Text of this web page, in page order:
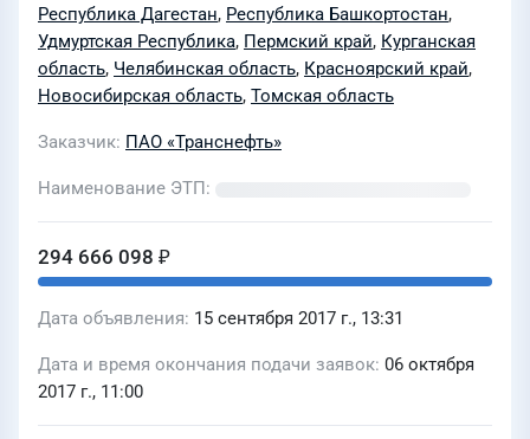
Республика Дагестан, Республика Башкортостан,
Удмуртская Республика, Пермский край, Курганская
область, Челябинская область, Красноярский край,
Новосибирская область, Томская область
Заказчик ПАО «Транснефть»
Наименование ЭТП
294 666 098 ₽
Дата объявления 15 сентября 2017 г., 13:31
Дата и время окончания подачи заявок 06 октября
2017 г., 11:00